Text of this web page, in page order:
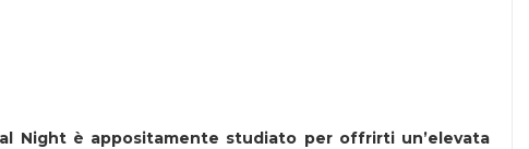
Night è appositamente studiato per offrirti un’elevata